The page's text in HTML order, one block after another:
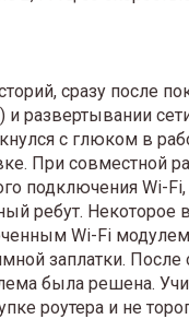
сразу после
и развертывании
с глюком в
При совместной
подключения Wi-Fi,
ребут. Некоторое
Wi-Fi
заплатки. После
была решена.
роутера и не